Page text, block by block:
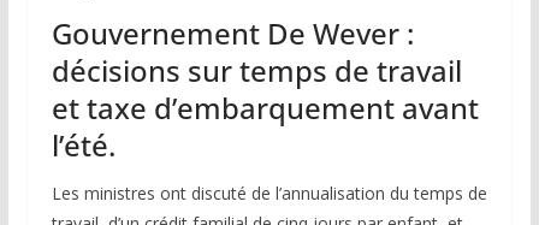
Gouvernement De Wever :
décisions sur temps de travail
et taxe d’embarquement avant
l’été.
Les ministres ont discuté de l’annualisation du temps de